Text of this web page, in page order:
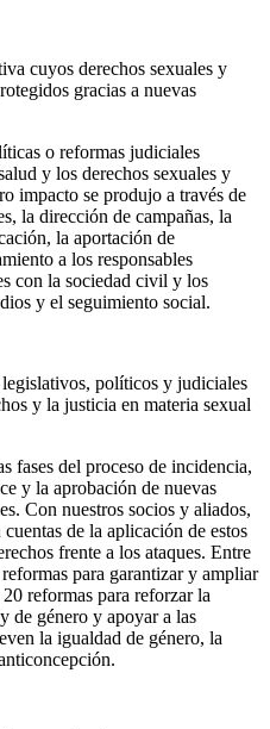
cuyos derechos sexuales y
gracias a nuevas
o reformas judiciales
y los derechos sexuales y
impacto se produjo a través de
la dirección de campañas, la
la aportación de
a los responsables
con la sociedad civil y los
y el seguimiento social.
políticos y judiciales
y la justicia en materia sexual
fases del proceso de incidencia,
y la aprobación de nuevas
Con nuestros socios y aliados,
de la aplicación de estos
frente a los ataques. Entre
para garantizar y ampliar
reformas para reforzar la
de género y apoyar a las
la igualdad de género, la